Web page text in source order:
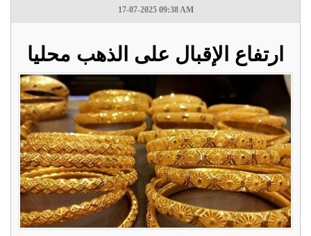
17-07-2025 09:38 AM
ارتفاع الإقبال على الذهب محليا